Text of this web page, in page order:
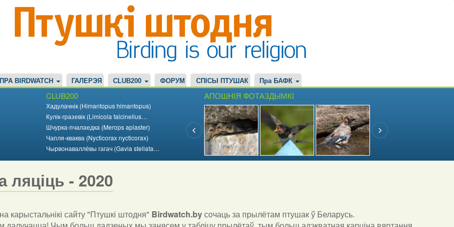
ПРА BIRDWATCH ГАЛЕРЭЯ CLUB200 ФОРУМ СПІСЫ ПТУШАК Пра БАФК
CLUB200
Хадулачнік (Himantopus himantopus)
Кулік-гразевік (Limicola falcinellus…
Шчурка-пчалаедка (Merops apiaster)
Чапля-кваква (Nycticorax nycticorax)
Чырвонаваллёвы гагач (Gavia stellata…
АПОШНІЯ ФОТАЗДЫМКІ
ляціць - 2020
карыстальнікі сайту "Птушкі штодня" Birdwatch.byсочаць за прылётам птушак ў Беларусь.